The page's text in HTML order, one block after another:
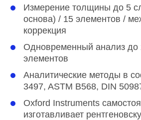
Измерение толщины до 5
основа) / 15 элементов /
коррекция
Одновременный анализ до
элементов
Аналитические методы в
3497, ASTM B568, DIN
Oxford Instruments
изготавливает